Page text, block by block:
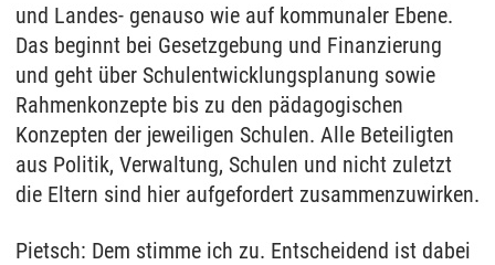
und Landes- genauso wie auf kommunaler Ebene.
Das beginnt bei Gesetzgebung und Finanzierung
und geht über Schulentwicklungsplanung sowie
Rahmenkonzepte bis zu den pädagogischen
Konzepten der jeweiligen Schulen. Alle Beteiligten
aus Politik, Verwaltung, Schulen und nicht zuletzt
die Eltern sind hier aufgefordert zusammenzuwirken.
Pietsch: Dem stimme ich zu. Entscheidend ist dabei